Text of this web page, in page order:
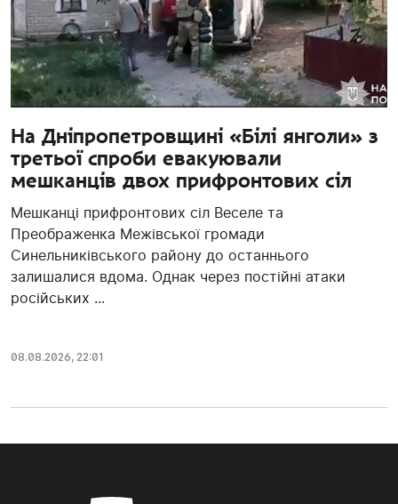
На Дніпропетровщині «Білі янголи» з
третьої спроби евакуювали
мешканців двох прифронтових сіл
Мешканці прифронтових сіл Веселе та
Преображенка Межівської громади
Синельниківського району до останнього
залишалися вдома. Однак через постійні атаки
російських ...
08.08.2026, 22:01